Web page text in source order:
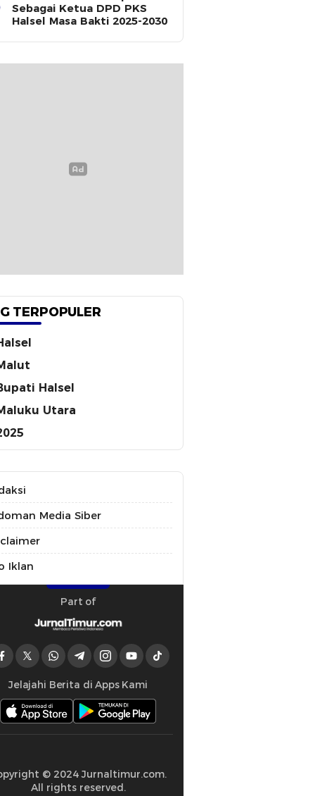
Sebagai Ketua DPD PKS
Halsel Masa Bakti 2025-2030
TERPOPULER
Halsel
Utara
Media Siber
Iklan
Part of
Jelajahi Berita di Apps Kami
© 2024 Jurnaltimur.com.
All rights reserved.